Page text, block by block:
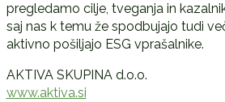
pregledamo cilje, tveganja in
saj nas k temu že spodbujajo tudi
aktivno pošiljajo ESG vprašalnike.
AKTIVA SKUPINA d.o.o.
www.aktiva.si